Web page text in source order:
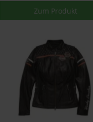
Zum Produkt